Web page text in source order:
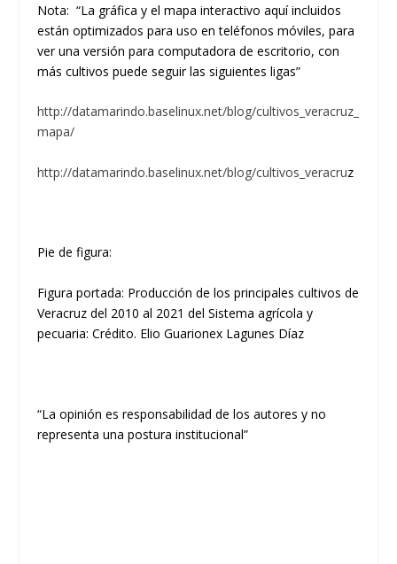
Nota: “La gráfica y el mapa interactivo aquí incluidos
están optimizados para uso en teléfonos móviles, para
ver una versión para computadora de escritorio, con
más cultivos puede seguir las siguientes ligas”
http://datamarindo.baselinux.net/blog/cultivos_veracruz_
mapa/
http://datamarindo.baselinux.net/blog/cultivos_veracruz
Pie de figura:
Figura portada: Producción de los principales cultivos de
Veracruz del 2010 al 2021 del Sistema agrícola y
pecuaria: Crédito. Elio Guarionex Lagunes Díaz
“La opinión es responsabilidad de los autores y no
representa una postura institucional”